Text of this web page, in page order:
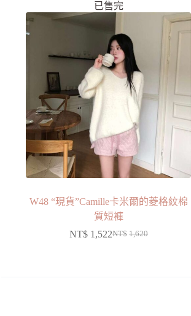
已售完
W48 “現貨”Camille卡米爾的菱格紋棉
質短褲
NT$ 1,620
NT$ 1,522